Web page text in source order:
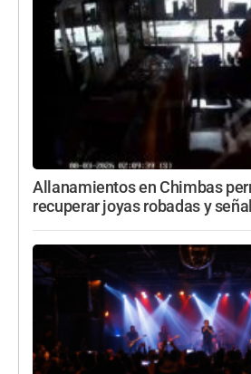
Allanamientos en Chimbas
recuperar joyas robadas y